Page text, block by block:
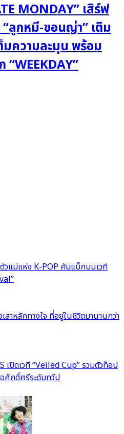
MONDAY” เสิร์ฟ
ลูกหมี-ซอนญ่า” เติม
มความละมุน พร้อม
ตัวแม่แห่ง K-POP คัมแบ็กบนเวที
สาหลักทางใจ ที่อยู่ในชีวิตมานานกว่า
เปิดเวที “Veiled Cup” รวมตัวท็อป
อศักดิ์ศรีระดับทวีป